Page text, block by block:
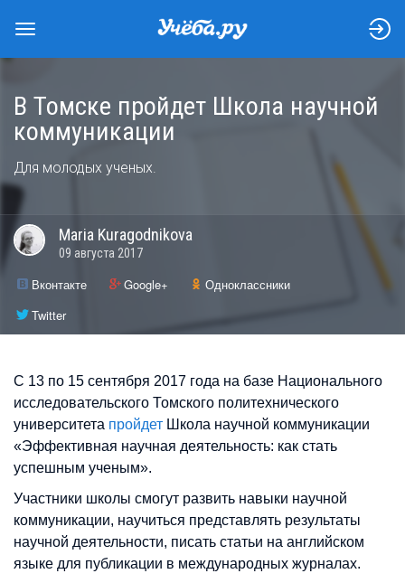
В Томске пройдет Школа научной
коммуникации
Для молодых ученых.
Maria Kuragodnikova
09 августа 2017
Вконтакте Google+
Одноклассники
Twitter
С 13 по 15 сентября 2017 года на базе Национального
исследовательского Томского политехнического
университета пройдет Школа научной коммуникации
«Эффективная научная деятельность: как стать
успешным ученым».
Участники школы смогут развить навыки научной
коммуникации, научиться представлять результаты
научной деятельности, писать статьи на английском
языке для публикации в международных журналах.